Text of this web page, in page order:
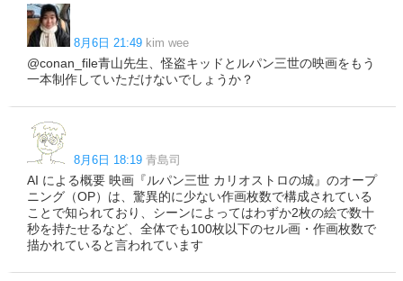
8月6日 21:49 kim wee
@conan_file青山先生、怪盗キッドとルパン三世の映画をもう
一本制作していただけないでしょうか？
8月6日 18:19 青島司
AI による概要 映画『ルパン三世 カリオストロの城』のオープ
ニング（OP）は、驚異的に少ない作画枚数で構成されている
ことで知られており、シーンによってはわずか2枚の絵で数十
秒を持たせるなど、全体でも100枚以下のセル画・作画枚数で
描かれていると言われています